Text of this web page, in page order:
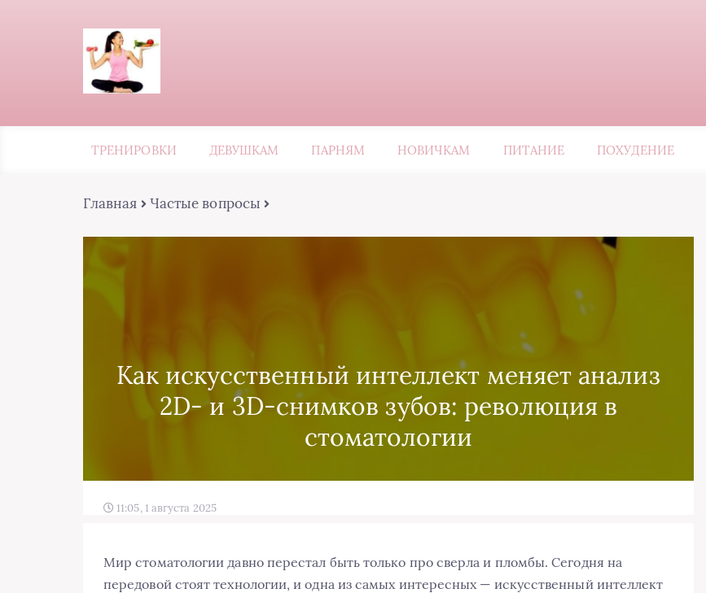
ТРЕНИРОВКИ ДЕВУШКАМ ПАРНЯМ НОВИЧКАМ ПИТАНИЕ ПОХУДЕНИЕ
Главная Частые вопросы
Как искусственный интеллект меняет анализ
2D- и 3D-снимков зубов: революция в
стоматологии
11:05, 1 августа 2025
Мир стоматологии давно перестал быть только про сверла и пломбы. Сегодня на
передовой стоят технологии, и одна из самых интересных — искусственный интеллект